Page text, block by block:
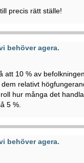
precis rätt ställe!
behöver agera.
10 % av
relativt
hur många det
5 %.
behöver agera.